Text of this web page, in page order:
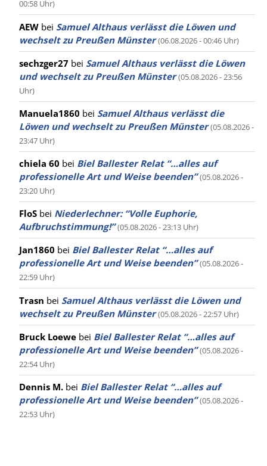
00:58 Uhr)
AEW bei Samuel Althaus verlässt die Löwen und
wechselt zu Preußen Münster (06.08.2026 - 00:46 Uhr)
sechzger27 bei Samuel Althaus verlässt die Löwen
und wechselt zu Preußen Münster (05.08.2026 - 23:56
Uhr)
Manuela1860 bei Samuel Althaus verlässt die
Löwen und wechselt zu Preußen Münster (05.08.2026 -
23:47 Uhr)
chiela 60 bei Biel Ballester Relat “…alles auf
professionelle Art und Weise beenden” (05.08.2026 -
23:20 Uhr)
FloS bei Niederlechner: “Volle Euphorie,
Aufbruchstimmung!” (05.08.2026 - 23:13 Uhr)
Jan1860 bei Biel Ballester Relat “…alles auf
professionelle Art und Weise beenden” (05.08.2026 -
22:59 Uhr)
Trasn bei Samuel Althaus verlässt die Löwen und
wechselt zu Preußen Münster (05.08.2026 - 22:57 Uhr)
Bruck Loewe bei Biel Ballester Relat “…alles auf
professionelle Art und Weise beenden” (05.08.2026 -
22:54 Uhr)
Dennis M. bei Biel Ballester Relat “…alles auf
professionelle Art und Weise beenden” (05.08.2026 -
22:53 Uhr)